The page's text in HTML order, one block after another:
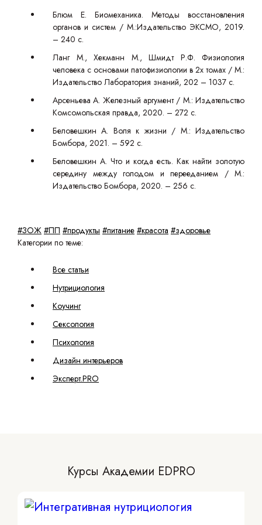
Блюм Е. Биомеханика. Методы восстановления
органов и систем / М.:Издательство ЭКСМО, 2019.
– 240 с.
Ланг М., Хекманн М., Шмидт Р.Ф. Физиология
человека с основами патофизиологии в 2х томах / М.:
Издательство Лаборатория знаний, 202 – 1037 с.
Арсеньева А. Железный аргумент / М.: Издательство
Комсомольская правда, 2020. – 272 с.
Беловешкин А. Воля к жизни / М.: Издательство
Бомбора, 2021. – 592 с.
Беловешкин А. Что и когда есть. Как найти золотую
середину между голодом и перееданием / М.:
Издательство Бомбора, 2020. – 256 с.
#ЗОЖ #ПП #продукты #питание #красота #здоровье
Категории по теме:
Все статьи
Нутрициология
Коучинг
Сексология
Психология
Дизайн интерьеров
Эксперт.PRO
Курсы Академии EDPRO